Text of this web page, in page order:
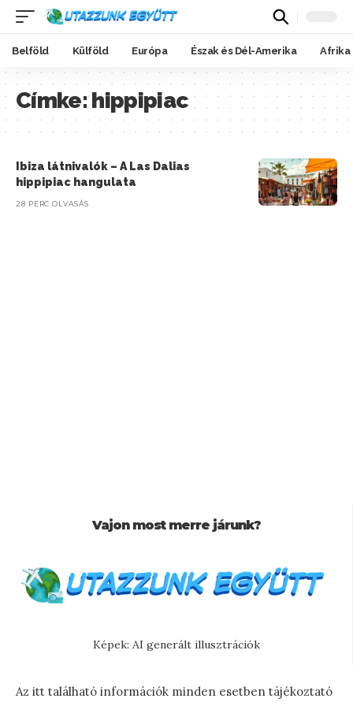
Belföld Külföld Európa Észak és Dél-Amerika Afrika
Címke:hippipiac
Ibiza látnivalók – A Las Dalias
hippipiac hangulata
28 PERC OLVASÁS
Vajon most merre járunk?
Képek: AI generált illusztrációk
Az itt található információk minden esetben tájékoztató